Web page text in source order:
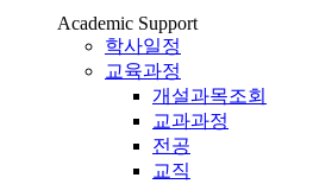
Academic Support
학사일정
교육과정
개설과목조회
교과과정
전공
교직